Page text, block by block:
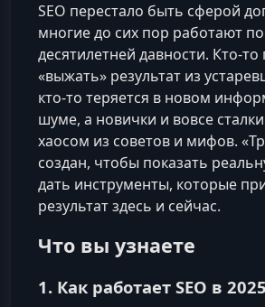
SEO перестало быть сферой
многие до сих пор работают
десятилетней давности. Кто‑то
«выжать» результат из
кто‑то теряется в новом
шуме, а новички и вовсе
хаосом из советов и мифов.
создан, чтобы показать
дать инструменты, которые
результат здесь и сейчас.
Что вы узнаете
1. Как работает SEO в